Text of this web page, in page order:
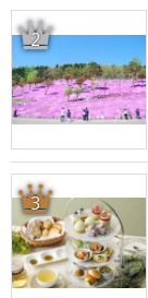
2
3